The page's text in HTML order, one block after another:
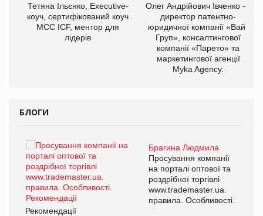
Тетяна Ільєнко, Executive-
коуч, сертифікований коуч
МСС ICF, ментор для
лідерів
Олег Андрійович Івченко —
директор патентно-
юридичної компанії «Вайз
Груп», консалтингової
компанії «Парето» та
маркетингової агенції
Myka Agency.
БЛОГИ
Брагина Людмила
Просування компанії
на порталі оптової та
роздрібної торгівлі
www.trademaster.ua.
правила. Особливості.
Рекомендації